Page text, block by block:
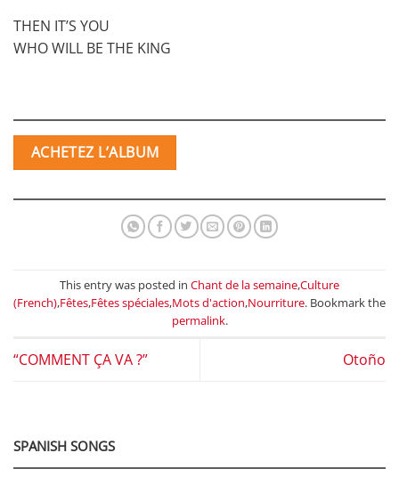
THEN IT’S YOU
WHO WILL BE THE KING
ACHETEZ L’ALBUM
This entry was posted in Chant de la semaine,Culture
(French),Fêtes,Fêtes spéciales,Mots d'action,Nourriture. Bookmark the
permalink.
“COMMENT ÇA VA ?” Otoño
SPANISH SONGS